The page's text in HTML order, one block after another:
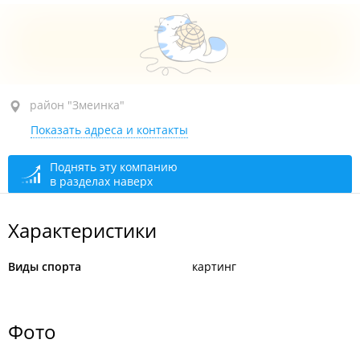
район "Змеинка", ул. Босфора, 3 стр. 15
сегодня закрыто
район "Змеинка"
Показать адреса и контакты
Поднять эту компанию
в разделах наверх
Характеристики
Виды спорта картинг
Фото